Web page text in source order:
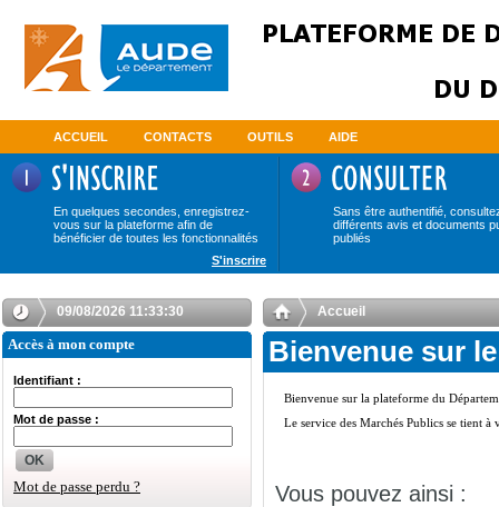
ACCUEIL CONTACTS OUTILS AIDE
En quelques secondes, enregistrez-
vous sur la plateforme afin de
bénéficier de toutes les fonctionnalités
Sans être authentifié,
différents avis et documents
publiés
S'inscrire
09/08/2026 11:33:30
Accès à mon compte
Identifiant :
Mot de passe :
OK
Mot de passe perdu ?
Accueil
Bienvenue sur
Vous pouvez ainsi :